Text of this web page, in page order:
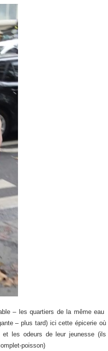
– les quartiers de la même eau
– plus tard) ici cette épicerie où
les odeurs de leur jeunesse (ils
poisson)